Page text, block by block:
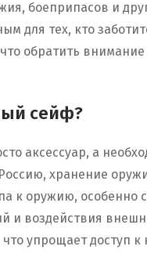
боеприпасов и
для тех, кто
обратить
сейф?
аксессуар, а
хранение
к оружию,
и воздействия
упрощает доступ к